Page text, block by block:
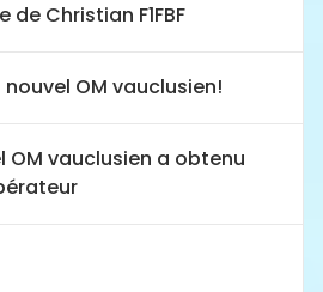
Christian F1FBF
nouvel OM vauclusien!
OM vauclusien a obtenu